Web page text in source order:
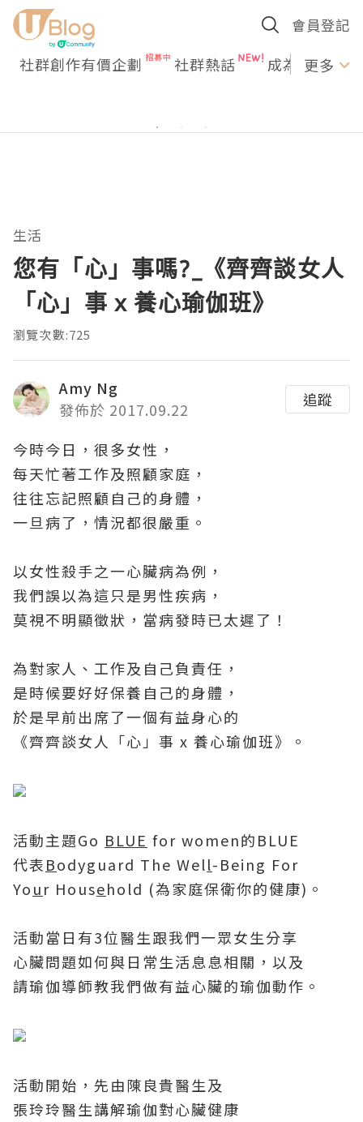
會員登記
社群創作有價企劃 社群熱話 成為U更多
生活
您有「心」事嗎?_《齊齊談女人
「心」事 x 養心瑜伽班》
瀏覽次數:725
Amy Ng
發佈於 2017.09.22
追蹤
今時今日，很多女性，
每天忙著工作及照顧家庭，
往往忘記照顧自己的身體，
一旦病了，情況都很嚴重。
以女性殺手之一心臟病為例，
我們誤以為這只是男性疾病，
莫視不明顯徵狀，當病發時已太遲了！
為對家人、工作及自己負責任，
是時候要好好保養自己的身體，
於是早前出席了一個有益身心的
《齊齊談女人「心」事 x 養心瑜伽班》。
活動主題Go BLUE for women的BLUE
代表Bodyguard The Well-Being For
Your Household (為家庭保衛你的健康) 。
活動當日有3位醫生跟我們一眾女生分享
心臟問題如何與日常生活息息相關，以及
請瑜伽導師教我們做有益心臟的瑜伽動作。
活動開始，先由陳良貴醫生及
張玲玲醫生講解瑜伽對心臟健康